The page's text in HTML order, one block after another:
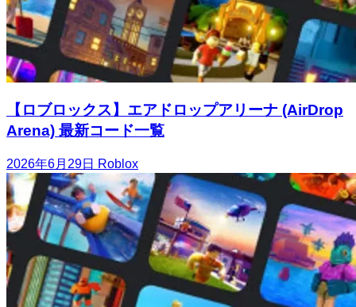
【ロブロックス】エアドロップアリーナ (AirDrop
Arena) 最新コード一覧
2026年6月29日 Roblox